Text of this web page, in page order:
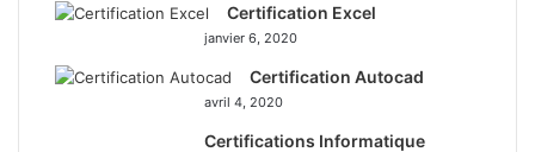
Certification Excel
janvier 6, 2020
Certification Autocad
avril 4, 2020
Certifications Informatique